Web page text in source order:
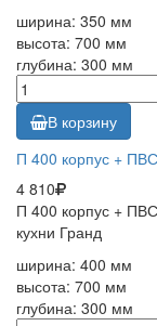
ширина: 350 мм
высота: 700 мм
глубина: 300 мм
В корзину
П 400 корпус +
4 810
П 400 корпус +
кухни Гранд
ширина: 400 мм
высота: 700 мм
глубина: 300 мм